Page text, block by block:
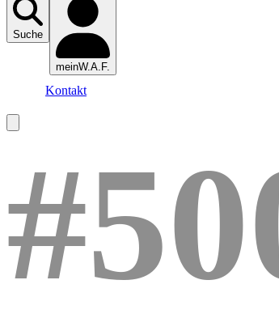
Suche
meinW.A.F.
Kontakt